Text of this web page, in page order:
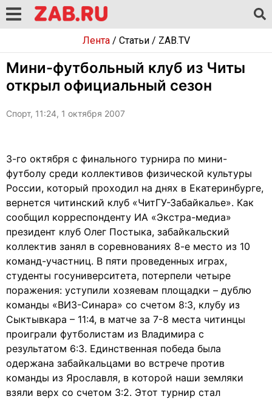
Лента/ Статьи/ ZAB.TV
Мини-футбольный клуб из Читы
открыл официальный сезон
Спорт, 11:24, 1 октября 2007
3-го октября с финального турнира по мини-
футболу среди коллективов физической культуры
России, который проходил на днях в Екатеринбурге,
вернется читинский клуб «ЧитГУ-Забайкалье». Как
сообщил корреспонденту ИА «Экстра-медиа»
президент клуб Олег Постыка, забайкальский
коллектив занял в соревнованиях 8-е место из 10
команд-участниц. В пяти проведенных играх,
студенты госуниверситета, потерпели четыре
поражения: уступили хозяевам площадки – дублю
команды «ВИЗ-Синара» со счетом 8:3, клубу из
Сыктывкара – 11:4, в матче за 7-8 места читинцы
проиграли футболистам из Владимира с
результатом 6:3. Единственная победа была
одержана забайкальцами во встрече против
команды из Ярославля, в которой наши земляки
взяли верх со счетом 3:2. Этот турнир стал